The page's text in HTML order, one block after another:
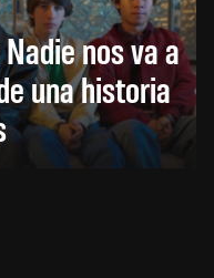
nos va a
una historia